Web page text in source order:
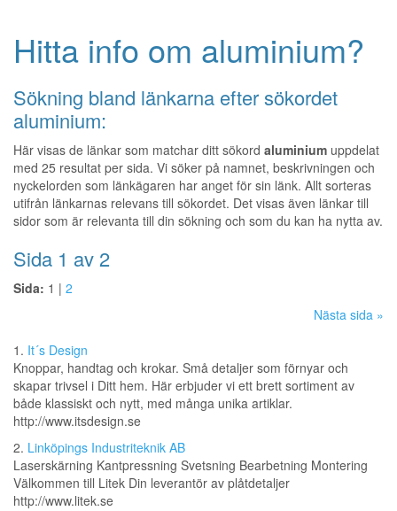
Hitta info om aluminium?
Sökning bland länkarna efter sökordet
aluminium:
Här visas de länkar som matchar ditt sökord aluminium uppdelat
med 25 resultat per sida. Vi söker på namnet, beskrivningen och
nyckelorden som länkägaren har anget för sin länk. Allt sorteras
utifrån länkarnas relevans till sökordet. Det visas även länkar till
sidor som är relevanta till din sökning och som du kan ha nytta av.
Sida 1 av 2
Sida: 1 | 2
Nästa sida »
1. It´s Design
Knoppar, handtag och krokar. Små detaljer som förnyar och
skapar trivsel i Ditt hem. Här erbjuder vi ett brett sortiment av
både klassiskt och nytt, med många unika artiklar.
http://www.itsdesign.se
2. Linköpings Industriteknik AB
Laserskärning Kantpressning Svetsning Bearbetning Montering
Välkommen till Litek Din leverantör av plåtdetaljer
http://www.litek.se